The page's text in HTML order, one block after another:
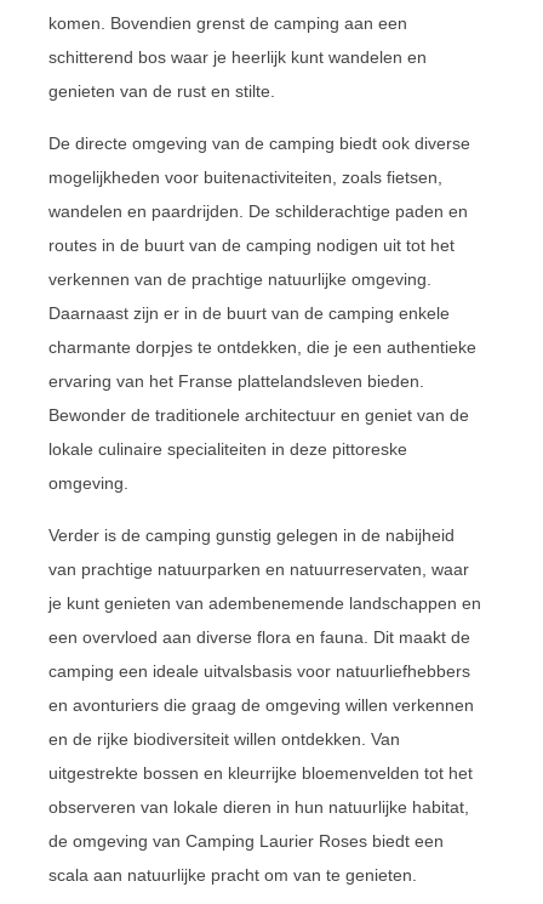
komen. Bovendien grenst de camping aan een
schitterend bos waar je heerlijk kunt wandelen en
genieten van de rust en stilte.
De directe omgeving van de camping biedt ook diverse
mogelijkheden voor buitenactiviteiten, zoals fietsen,
wandelen en paardrijden. De schilderachtige paden en
routes in de buurt van de camping nodigen uit tot het
verkennen van de prachtige natuurlijke omgeving.
Daarnaast zijn er in de buurt van de camping enkele
charmante dorpjes te ontdekken, die je een authentieke
ervaring van het Franse plattelandsleven bieden.
Bewonder de traditionele architectuur en geniet van de
lokale culinaire specialiteiten in deze pittoreske
omgeving.
Verder is de camping gunstig gelegen in de nabijheid
van prachtige natuurparken en natuurreservaten, waar
je kunt genieten van adembenemende landschappen en
een overvloed aan diverse flora en fauna. Dit maakt de
camping een ideale uitvalsbasis voor natuurliefhebbers
en avonturiers die graag de omgeving willen verkennen
en de rijke biodiversiteit willen ontdekken. Van
uitgestrekte bossen en kleurrijke bloemenvelden tot het
observeren van lokale dieren in hun natuurlijke habitat,
de omgeving van Camping Laurier Roses biedt een
scala aan natuurlijke pracht om van te genieten.